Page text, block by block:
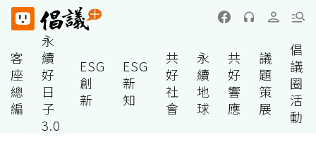
客
座
總
編
永
續
好
日
子
3.0
ESG
創
新
ESG
新
知
共
好
社
會
永
續
地
球
共
好
響
應
議
題
策
展
倡
議
圈
活
動